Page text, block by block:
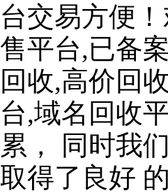
台交易方便
售平台,已备
回收,高价回
台,域名回收
累， 同时我
取得了良好